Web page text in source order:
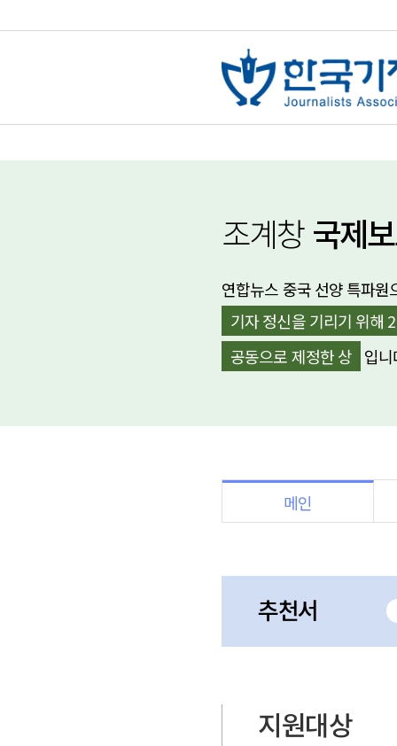
조계창국제
연합뉴스 중국 선양 특파
기자 정신을 기리기 위해
공동으로 제정한 상 입
메인
추천서
지원대상